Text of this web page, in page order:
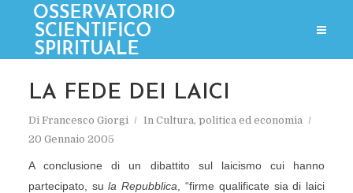
LA FEDE DEI LAICI
Di Francesco Giorgi In Cultura, politica ed economia
20 Gennaio 2005
A conclusione di un dibattito sul laicismo cui hanno
partecipato, sula Repubblica , “firme qualificate sia di laici